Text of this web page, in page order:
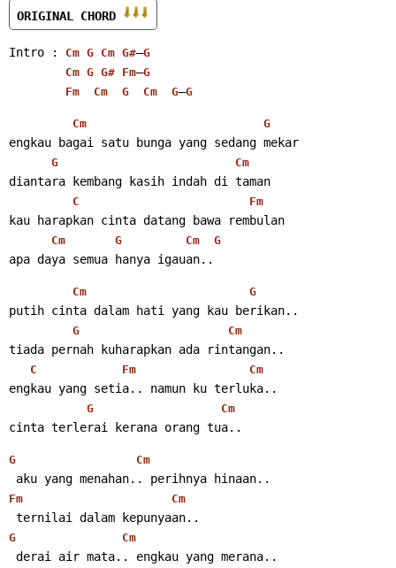
ORIGINAL CHORD
Intro : Cm G Cm G#–G
Cm G G# Fm–G
Fm
Cm G Cm G–G
Cm G
engkau bagai satu bunga yang sedang mekar
G Cm
diantara kembang kasih indah di taman
C Fm
kau harapkan cinta datang bawa rembulan
Cm G Cm G
apa daya semua hanya igauan..
Cm G
putih cinta dalam hati yang kau berikan..
G Cm
tiada pernah kuharapkan ada rintangan..
C Fm Cm
engkau yang setia.. namun ku terluka..
G Cm
cinta terlerai kerana orang tua..
G Cm
aku yang menahan.. perihnya hinaan..
Fm Cm
ternilai dalam kepunyaan..
G Cm
derai air mata.. engkau yang merana..